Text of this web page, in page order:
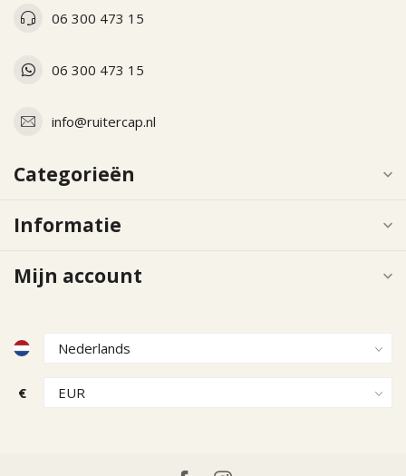
06 300 473 15
06 300 473 15
info@ruitercap.nl
Categorieën
Informatie
Mijn account
€